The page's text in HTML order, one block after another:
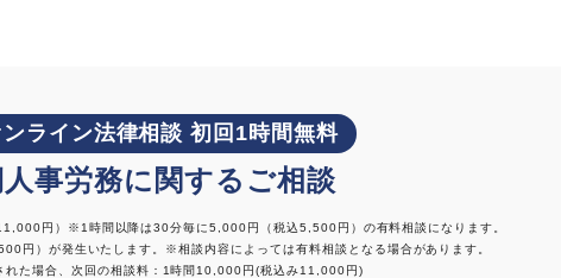
ライン法律相談初回1時間無料
事労務に関するご相談
円）
※1時間以降は30分毎に5,000円（税込5,500円）の有料相談になります。
円）が発生いたします。 ※相談内容によっては有料相談となる場合があります。
れた場合、次回の相談料：1時間10,000円(税込み11,000円)